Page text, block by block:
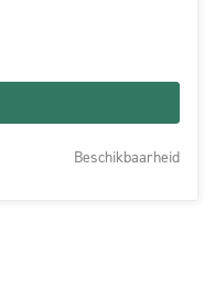
Beschikbaarheid